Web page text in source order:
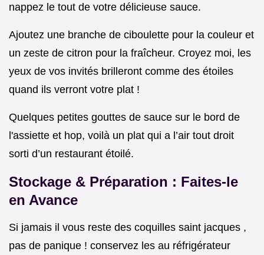
nappez le tout de votre délicieuse sauce.
Ajoutez une branche de ciboulette pour la couleur et
un zeste de citron pour la fraîcheur. Croyez moi, les
yeux de vos invités brilleront comme des étoiles
quand ils verront votre plat !
Quelques petites gouttes de sauce sur le bord de
l'assiette et hop, voilà un plat qui a l’air tout droit
sorti d’un restaurant étoilé.
Stockage & Préparation : Faites-le
en Avance
Si jamais il vous reste des coquilles saint jacques ,
pas de panique ! conservez les au réfrigérateur